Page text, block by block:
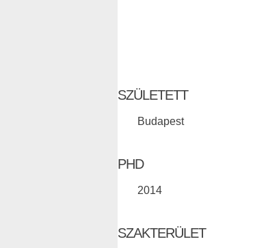
SZÜLETETT
Budapest
PHD
2014
SZAKTERÜLET